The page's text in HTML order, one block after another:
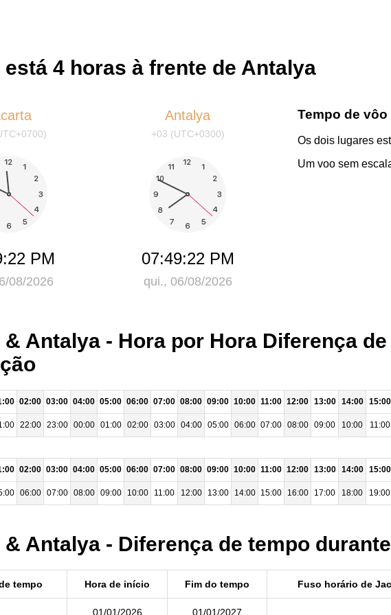
4 horas à frente de Antalya
PM
08/2026
Antalya
+03 (UTC+0300)
07:49:22 PM
qui., 06/08/2026
Tempo de vôo
Os dois lugares
Um voo sem
Antalya - Hora por Hora Diferença
02:00 03:00 04:00 05:00 06:00 07:00 08:00 09:00 10:00 11:00 12:00 13:00 14:00 15:00
22:00 23:00 00:00 01:00 02:00 03:00 04:00 05:00 06:00 07:00 08:00 09:00 10:00 11:00
02:00 03:00 04:00 05:00 06:00 07:00 08:00 09:00 10:00 11:00 12:00 13:00 14:00 15:00
06:00 07:00 08:00 09:00 10:00 11:00 12:00 13:00 14:00 15:00 16:00 17:00 18:00 19:00
Antalya - Diferença de tempo
tempo Hora de início Fim do tempo Fuso horário de
01/01/2026 01/01/2027